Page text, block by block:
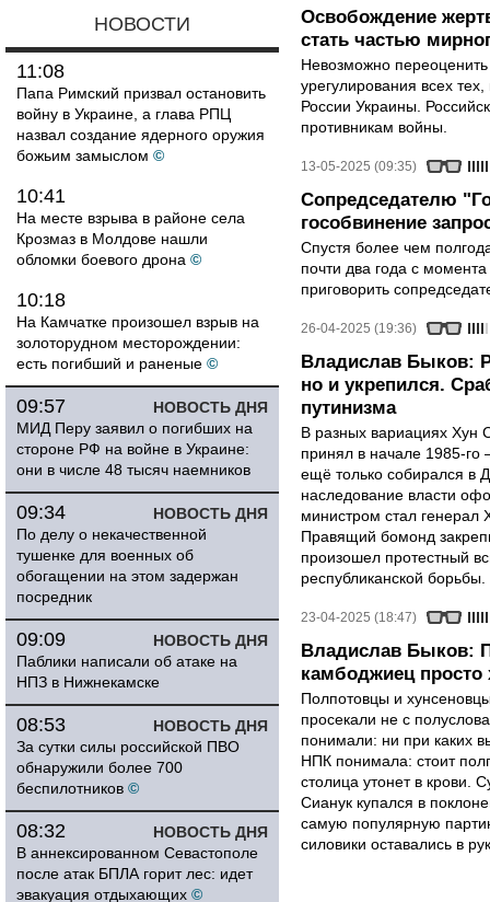
НОВОСТИ
11:08
Папа Римский призвал остановить
войну в Украине, а глава РПЦ
назвал создание ядерного оружия
божьим замыслом ©
10:41
На месте взрыва в районе села
Крозмаз в Молдове нашли
обломки боевого дрона ©
10:18
На Камчатке произошел взрыв на
золоторудном месторождении:
есть погибший и раненые ©
НОВОСТЬ ДНЯ
09:57
МИД Перу заявил о погибших на
стороне РФ на войне в Украине:
они в числе 48 тысяч наемников
НОВОСТЬ ДНЯ
09:34
По делу о некачественной
тушенке для военных об
обогащении на этом задержан
посредник
НОВОСТЬ ДНЯ
09:09
Паблики написали об атаке на
НПЗ в Нижнекамске
НОВОСТЬ ДНЯ
08:53
За сутки силы российской ПВО
обнаружили более 700
беспилотников ©
НОВОСТЬ ДНЯ
08:32
В аннексированном Севастополе
после атак БПЛА горит лес: идет
эвакуация отдыхающих ©
Освобождение
стать частью
Невозможно
урегулирования всех
России Украины.
противникам войны.
13-05-2025 (09:35)
Сопредседателю
гособвинение
Спустя более чем
почти два года с
приговорить
26-04-2025 (19:36)
Владислав Быков:
но и укрепился.
путинизма
В разных вариациях Хун
принял в начале 1985-
ещё только собирался в
наследование власти
министром стал
Правящий бомонд
произошел протестный
республиканской борьбы.
23-04-2025 (18:47)
Владислав Быков:
камбоджиец просто
Полпотовцы и
просекали не с
понимали: ни при каких
НПК понимала: стоит
столица утонет в крови.
Сианук купался в
самую популярную
силовики оставались в